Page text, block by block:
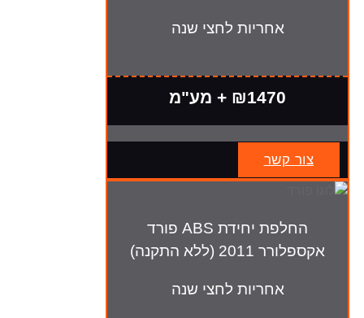
אחריות לחצי שנה
₪1470 + מע"מ
צור קשר
החלפת יחידת ABS פורד
אקספלורר 2011 (ללא התקנה)
אחריות לחצי שנה